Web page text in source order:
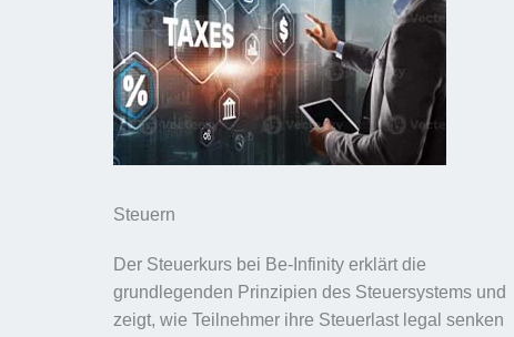
Steuern
Der Steuerkurs bei Be-Infinity erklärt die
grundlegenden Prinzipien des Steuersystems und
zeigt, wie Teilnehmer ihre Steuerlast legal senken